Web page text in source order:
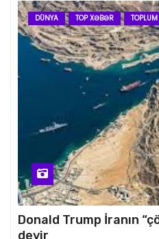
DÜNYA TOP XƏBƏR TOPLUM
Donald Trump İranın
deyir